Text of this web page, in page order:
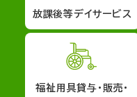
放課後等デイサービス
福祉用具貸与・販売・